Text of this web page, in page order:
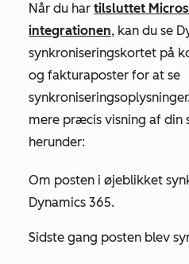
Når du har tilsluttet
integrationen, kan du se
synkroniseringskortet på
og fakturaposter for at se
mere præcis visning af din
herunder:
Om posten i øjeblikket
Dynamics 365.
Sidste gang posten blev